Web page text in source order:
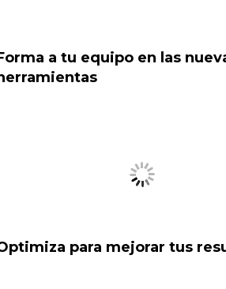
a tu equipo en las
para mejorar tus